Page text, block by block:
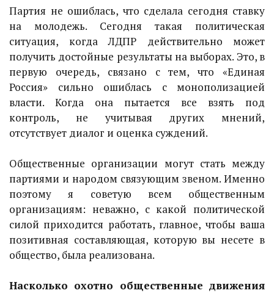
Партия не ошиблась, что сделала сегодня ставку
на молодежь. Сегодня такая политическая
ситуация, когда ЛДПР действительно может
получить достойные результаты на выборах. Это, в
первую очередь, связано с тем, что «Единая
Россия» сильно ошиблась с монополизацией
власти. Когда она пытается все взять под
контроль, не учитывая других мнений,
отсутствует диалог и оценка суждений.
Общественные организации могут стать между
партиями и народом связующим звеном. Именно
поэтому я советую всем общественным
организациям: неважно, с какой политической
силой приходится работать, главное, чтобы ваша
позитивная составляющая, которую вы несете в
общество, была реализована.
Насколько охотно общественные движения